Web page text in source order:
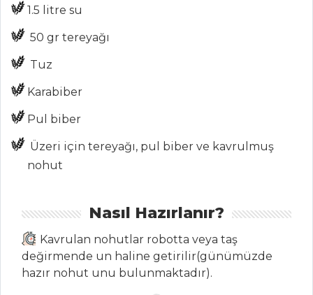
Tüm
Kategoriler
ÇORBALAR
Şehriye Çorbası
Kıymalı,Fesleğenli
Çorbası
Çorbalar Tüm
Tarifleri
1.5 litre su
50 gr tereyağı
Tuz
Karabiber
Pul biber
Üzeri için tereyağı, pul biber ve kavrulmuş
nohut
Nasıl Hazırlanır?
Kavrulan nohutlar robotta veya taş
değirmende un haline getirilir(günümüzde
hazır nohut unu bulunmaktadır).